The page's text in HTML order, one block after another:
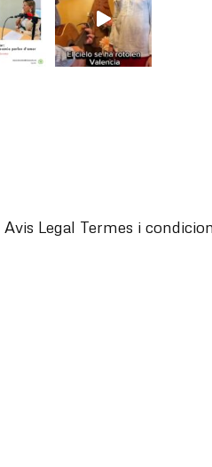
Avis Legal Termes i